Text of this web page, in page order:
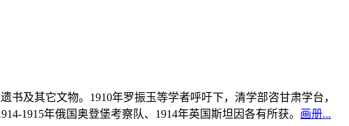
书及其它文物。1910年罗振玉等学者呼吁下，清学部咨甘肃学台，
1915年俄国奥登堡考察队、1914年英国斯坦因各有所获。 画册...